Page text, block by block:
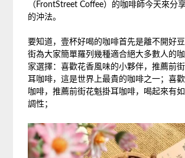
（FrontStreet Coffee）的咖啡師今天來分
的沖法。
要知道，壹杯好喝的咖啡首先是離不開好
街為大家簡單羅列幾種適合絕大多數人的
家選擇：喜歡花香風味的小夥伴，推薦前
耳咖啡，這是世界上最貴的咖啡之一；喜
咖啡，推薦前街花魁掛耳咖啡，喝起來有
調性；